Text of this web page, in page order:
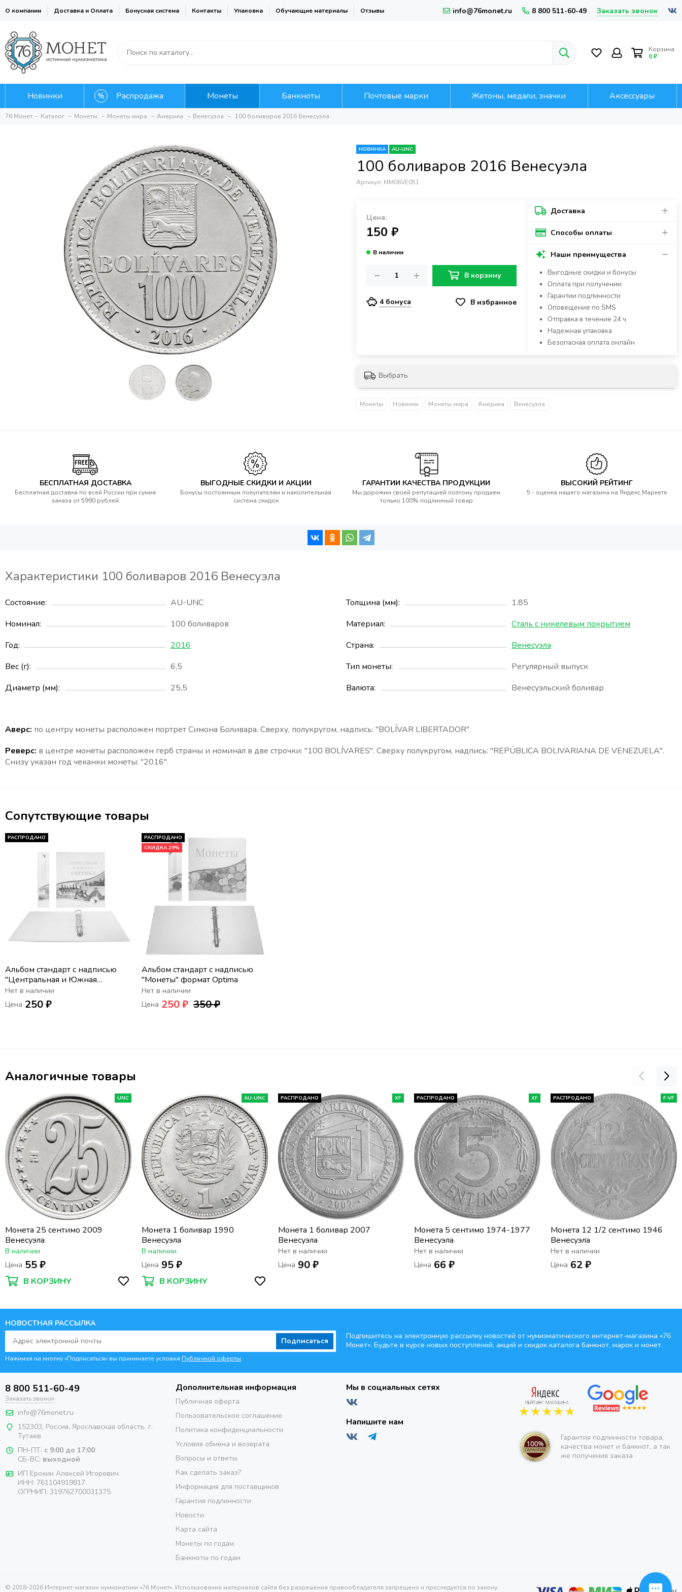
О компании Доставка и Оплата Бонусная система Контакты Упаковка Обучающие материалы Отзывы info@76monet.ru 8 800 511-60-49 Заказать звонок
Корзина
0 ₽
Новинки Распродажа Монеты Банкноты Почтовые марки Жетоны, медали, значки Аксессуары
76 Монет Каталог Монеты Монеты мира Америка Венесуэла 100 боливаров 2016 Венесуэла
НОВИНКА AU-UNC
100 боливаров 2016 Венесуэла
Артикул: MM06VE051
Цена:
150 ₽
В корзину
4 бонуса
Доставка
Способы оплаты
Наши преимущества
Выгодные скидки и бонусы
Оплата при получении
Гарантии подлинности
Оповещение по SMS
Отправка в течение 24 ч
Надежная упаковка
Безопасная оплата онлайн
Выбрать
Монеты Новинки Монеты мира Америка Венесуэла
БЕСПЛАТНАЯ ДОСТАВКА
Бесплатная доставка по всей России при сумме
заказа от 5990 рублей
ВЫГОДНЫЕ СКИДКИ И АКЦИИ
Бонусы постоянным покупателям и накопительная
система скидок
ГАРАНТИИ КАЧЕСТВА ПРОДУКЦИИ
Мы дорожим своей репутацией поэтому продаем
только 100% подлинный товар
ВЫСОКИЙ РЕЙТИНГ
5 - оценка нашего магазина на Яндекс.Маркете
Характеристики 100 боливаров 2016 Венесуэла
Состояние
AU-UNC
Номинал
100 боливаров
Год
2016
Вес (г)
6,5
Диаметр (мм)
25,5
Толщина (мм)
1,85
Материал
Сталь с никелевым покрытием
Страна
Венесуэла
Тип монеты
Регулярный выпуск
Валюта
Венесуэльский боливар
Аверс: по центру монеты расположен портрет Симона Боливара. Сверху, полукругом, надпись: "BOLÍVAR LIBERTADOR".
Реверс: в центре монеты расположен герб страны и номинал в две строчки: "100 BOLÍVARES". Сверху полукругом, надпись: "REPÚBLICA BOLIVARIANA DE VENEZUELA".
Снизу указан год чеканки монеты: "2016".
Сопутствующие товары
РАСПРОДАНО
Альбом стандарт с надписью
"Центральная и Южная
Америка" формат Optima
Нет в наличии
Цена 250 ₽
РАСПРОДАНО
СКИДКА 29%
Альбом стандарт с надписью
"Монеты" формат Optima
Нет в наличии
Цена 250 ₽ 350 ₽
Аналогичные товары
UNC
Монета 25 сентимо 2009
Венесуэла
В наличии
Цена 55 ₽
В КОРЗИНУ
AU-UNC
Монета 1 боливар 1990
Венесуэла
В наличии
Цена 95 ₽
В КОРЗИНУ
РАСПРОДАНО XF
Монета 1 боливар 2007
Венесуэла
Нет в наличии
Цена 90 ₽
РАСПРОДАНО XF
Монета 5 сентимо 1974-1977
Венесуэла
Нет в наличии
Цена 66 ₽
РАСПРОДАНО F-VF
Монета 12 1/2 сентимо 1946
Венесуэла
Нет в наличии
Цена 62 ₽
НОВОСТНАЯ РАССЫЛКА
Подписаться
Нажимая на кнопку «Подписаться» вы принимаете условия Публичной оферты.
Подпишитесь на электронную рассылку новостей от нумизматического интернет-магазина «76
Монет». Будьте в курсе новых поступлений, акций и скидок каталога банкнот, марок и монет.
8 800 511-60-49
Заказать звонок
info@76monet.ru
152303, Россия, Ярославская область, г.
Тутаев
ПН-ПТ: с 9:00 до 17:00
СБ-ВС: выходной
ИП Ерохин Алексей Игоревич
ИНН: 761104919817
ОГРНИП: 319762700031375
Дополнительная информация
Публичная оферта
Пользовательское соглашение
Политика конфиденциальности
Условия обмена и возврата
Вопросы и ответы
Как сделать заказ?
Информация для поставщиков
Гарантия подлинности
Новости
Карта сайта
Монеты по годам
Банкноты по годам
Мы в социальных сетях
Напишите нам
Гарантия подлинности товара,
качества монет и банкнот, а так
же получения заказа
© 2018-2026 Интернет-магазин нумизматики «76 Монет». Использование материалов сайта без разрешения правообладателя запрещено и преследуется по закону.